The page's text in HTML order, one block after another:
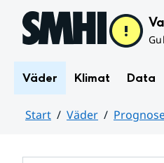
Hoppa till sidans innehåll
Väder Klimat Data
Start Väder